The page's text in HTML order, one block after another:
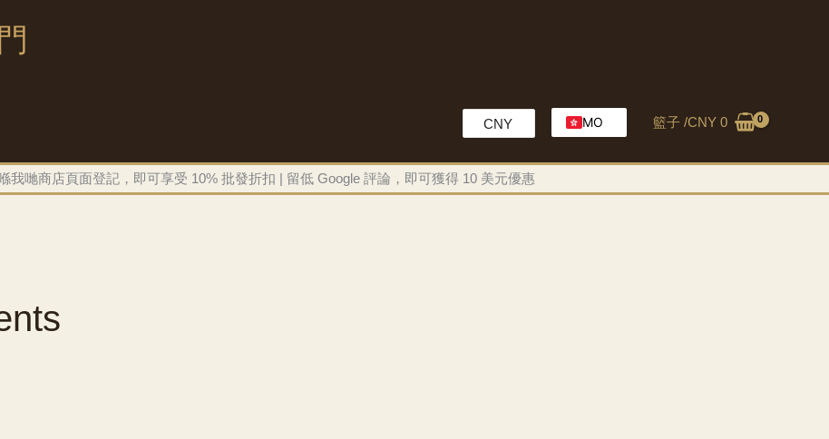
CNY
MO
籃子 /CNY0
我哋商店頁面登記，即可享受 10% 批發折扣 | 留低 Google 評論，即可獲得 10 美元優惠